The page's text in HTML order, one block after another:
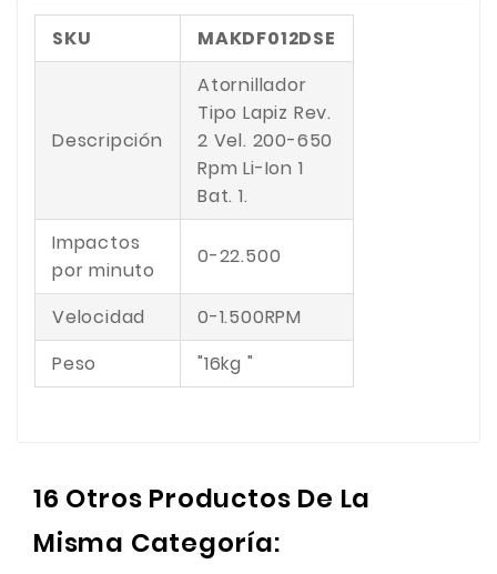
SKU MAKDF012DSE
Descripción
Atornillador
Tipo Lapiz Rev.
2 Vel. 200-650
Rpm Li-Ion 1
Bat. 1.
Impactos
por minuto
0-22.500
Velocidad
0-1.500RPM
Peso
"16kg "
16 Otros Productos De La
Misma Categoría: